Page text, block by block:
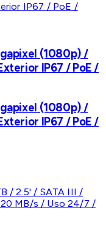
(1080p) /
IP67 / PoE /
(1080p) /
IP67 / PoE /